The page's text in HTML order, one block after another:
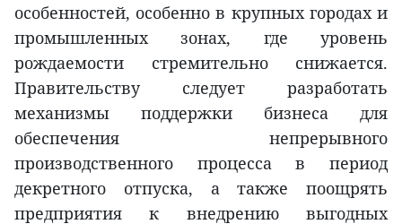
особенностей, особенно в крупных городах и
промышленных зонах, где уровень
рождаемости стремительно снижается.
Правительству следует разработать
механизмы поддержки бизнеса для
обеспечения непрерывного
производственного процесса в период
декретного отпуска, а также поощрять
предприятия к внедрению выгодных